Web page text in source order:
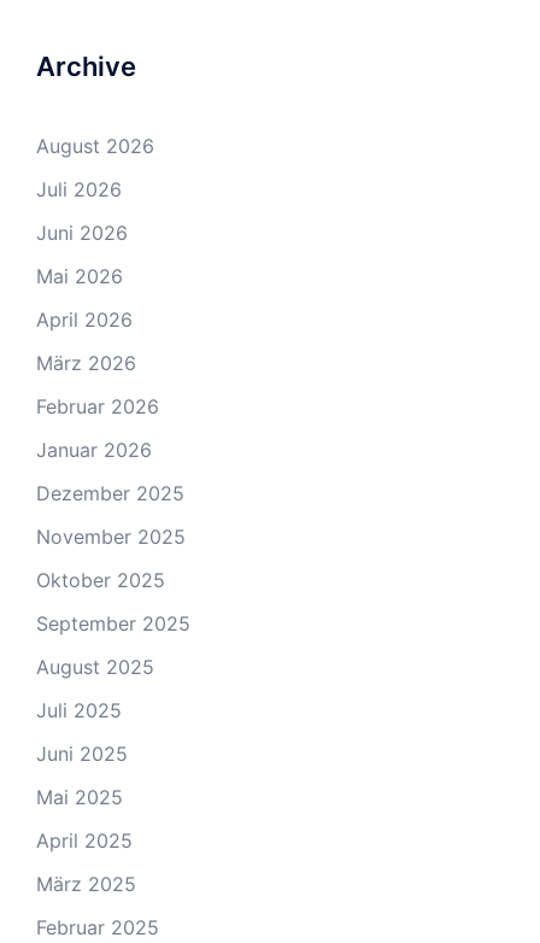
Archive
August 2026
Juli 2026
Juni 2026
Mai 2026
April 2026
März 2026
Februar 2026
Januar 2026
Dezember 2025
November 2025
Oktober 2025
September 2025
August 2025
Juli 2025
Juni 2025
Mai 2025
April 2025
März 2025
Februar 2025